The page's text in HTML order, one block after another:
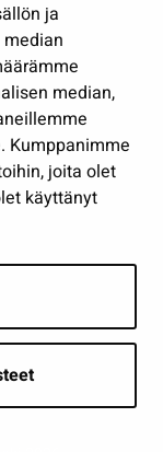
ja
median,
Kumppanimme
joita olet
käyttänyt